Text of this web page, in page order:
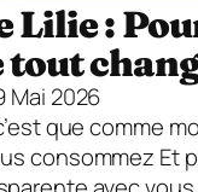
Lilie :
tout
Mai 2026
que comme
consommez Et